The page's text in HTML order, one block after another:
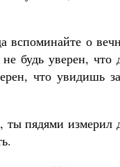
о
будь уверен,
что увидишь
ты пядями